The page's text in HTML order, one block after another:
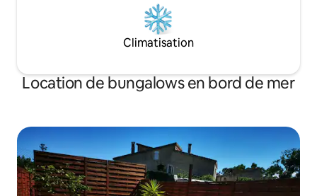
Climatisation
Location de bungalows en bord de mer